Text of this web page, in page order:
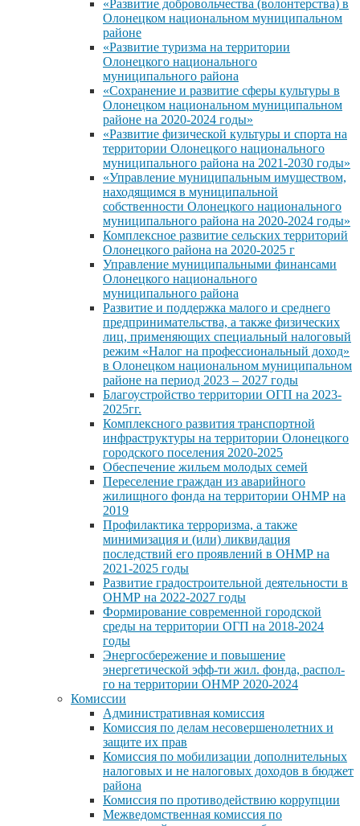
«Развитие добровольчества (волонтерства) в
Олонецком национальном муниципальном
районе
«Развитие туризма на территории
Олонецкого национального
муниципального района
«Сохранение и развитие сферы культуры в
Олонецком национальном муниципальном
районе на 2020-2024 годы»
«Развитие физической культуры и спорта на
территории Олонецкого национального
муниципального района на 2021-2030 годы»
«Управление муниципальным имуществом,
находящимся в муниципальной
собственности Олонецкого национального
муниципального района на 2020-2024 годы»
Комплексное развитие сельских территорий
Олонецкого района на 2020-2025 г
Управление муниципальными финансами
Олонецкого национального
муниципального района
Развитие и поддержка малого и среднего
предпринимательства, а также физических
лиц, применяющих специальный налоговый
режим «Налог на профессиональный доход»
в Олонецком национальном муниципальном
районе на период 2023 – 2027 годы
Благоустройство территории ОГП на 2023-
2025гг.
Комплексного развития транспортной
инфраструктуры на территории Олонецкого
городского поселения 2020-2025
Обеспечение жильем молодых семей
Переселение граждан из аварийного
жилищного фонда на территории ОНМР на
2019
Профилактика терроризма, а также
минимизация и (или) ликвидация
последствий его проявлений в ОНМР на
2021-2025 годы
Развитие градостроительной деятельности в
ОНМР на 2022-2027 годы
Формирование современной городской
среды на территории ОГП на 2018-2024
годы
Энергосбережение и повышение
энергетической эфф-ти жил. фонда, распол-
го на территории ОНМР 2020-2024
Комиссии
Административная комиссия
Комиссия по делам несовершенолетних и
защите их прав
Комиссия по мобилизации дополнительных
налоговых и не налоговых доходов в бюджет
района
Комиссия по противодействию коррупции
Межведомственная комиссия по